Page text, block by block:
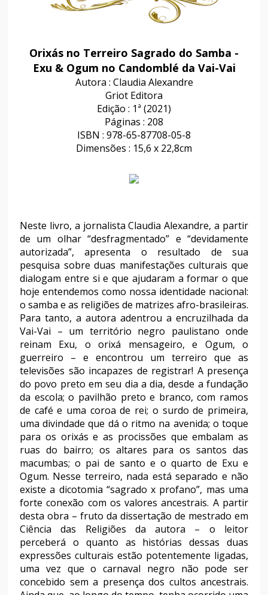
Orixás no Terreiro Sagrado do Samba -
Exu & Ogum no Candomblé da Vai-Vai
Autora : Claudia Alexandre
Griot Editora
Edição : 1ª (2021)
Páginas : 208
ISBN : 978-65-87708-05-8
Dimensões : 15,6 x 22,8cm
Neste livro, a jornalista Claudia Alexandre, a partir
de um olhar “desfragmentado” e “devidamente
autorizada”, apresenta o resultado de sua
pesquisa sobre duas manifestações culturais que
dialogam entre si e que ajudaram a formar o que
hoje entendemos como nossa identidade nacional:
o samba e as religiões de matrizes afro-brasileiras.
Para tanto, a autora adentrou a encruzilhada da
Vai-Vai – um território negro paulistano onde
reinam Exu, o orixá mensageiro, e Ogum, o
guerreiro – e encontrou um terreiro que as
televisões são incapazes de registrar! A presença
do povo preto em seu dia a dia, desde a fundação
da escola; o pavilhão preto e branco, com ramos
de café e uma coroa de rei; o surdo de primeira,
uma divindade que dá o ritmo na avenida; o toque
para os orixás e as procissões que embalam as
ruas do bairro; os altares para os santos das
macumbas; o pai de santo e o quarto de Exu e
Ogum. Nesse terreiro, nada está separado e não
existe a dicotomia “sagrado x profano”, mas uma
forte conexão com os valores ancestrais. A partir
desta obra – fruto da dissertação de mestrado em
Ciência das Religiões da autora – o leitor
perceberá o quanto as histórias dessas duas
expressões culturais estão potentemente ligadas,
uma vez que o carnaval negro não pode ser
concebido sem a presença dos cultos ancestrais.